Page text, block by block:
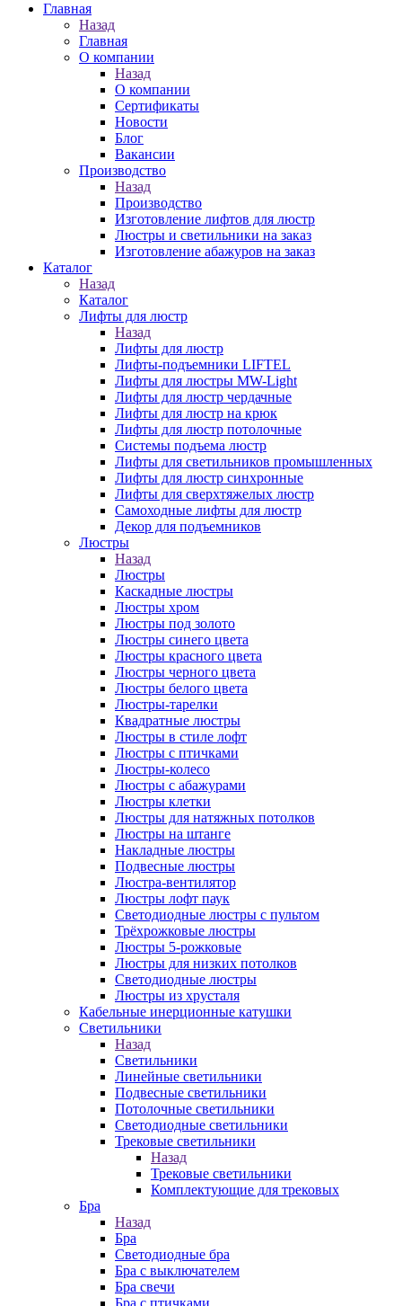
Главная
Назад
Главная
О компании
Назад
О компании
Сертификаты
Новости
Блог
Вакансии
Производство
Назад
Производство
Изготовление лифтов для люстр
Люстры и светильники на заказ
Изготовление абажуров на заказ
Каталог
Назад
Каталог
Лифты для люстр
Назад
Лифты для люстр
Лифты-подъемники LIFTEL
Лифты для люстры MW-Light
Лифты для люстр чердачные
Лифты для люстр на крюк
Лифты для люстр потолочные
Системы подъема люстр
Лифты для светильников промышленных
Лифты для люстр синхронные
Лифты для сверхтяжелых люстр
Самоходные лифты для люстр
Декор для подъемников
Люстры
Назад
Люстры
Каскадные люстры
Люстры хром
Люстры под золото
Люстры синего цвета
Люстры красного цвета
Люстры черного цвета
Люстры белого цвета
Люстры-тарелки
Квадратные люстры
Люстры в стиле лофт
Люстры с птичками
Люстры-колесо
Люстры с абажурами
Люстры клетки
Люстры для натяжных потолков
Люстры на штанге
Накладные люстры
Подвесные люстры
Люстра-вентилятор
Люстры лофт паук
Светодиодные люстры с пультом
Трёхрожковые люстры
Люстры 5-рожковые
Люстры для низких потолков
Cветодиодные люстры
Люстры из хрусталя
Кабельные инерционные катушки
Светильники
Назад
Светильники
Линейные светильники
Подвесные светильники
Потолочные светильники
Светодиодные светильники
Трековые светильники
Назад
Трековые светильники
Комплектующие для трековых
Бра
Назад
Бра
Светодиодные бра
Бра с выключателем
Бра свечи
Бра с птичками